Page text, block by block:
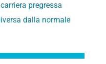
pregressa
dalla normale